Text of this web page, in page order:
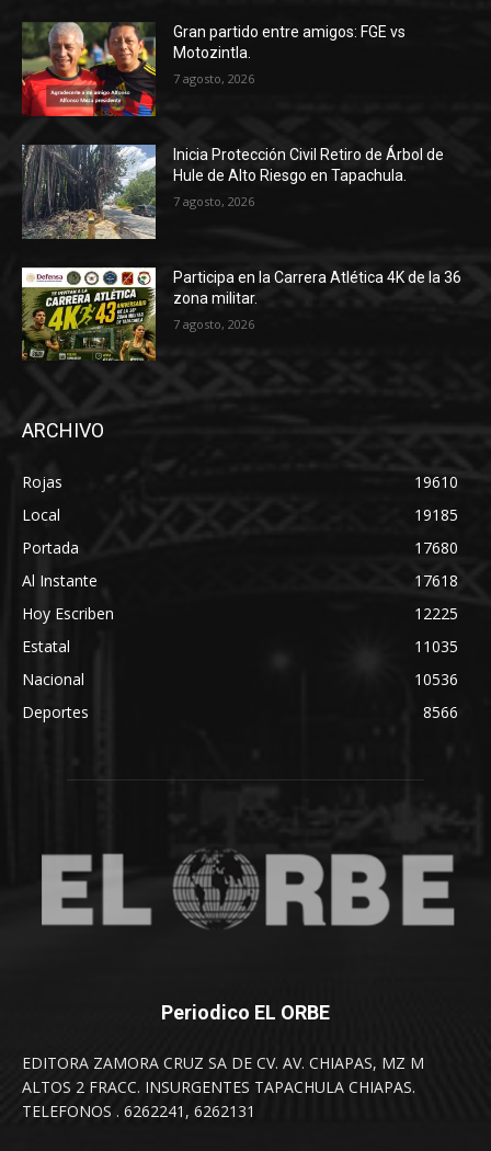
Gran partido entre amigos: FGE vs
Motozintla.
7 agosto, 2026
Inicia Protección Civil Retiro de Árbol de
Hule de Alto Riesgo en Tapachula.
7 agosto, 2026
Participa en la Carrera Atlética 4K de la 36
zona militar.
7 agosto, 2026
ARCHIVO
Rojas
19610
Local
19185
Portada
17680
Al Instante
17618
Hoy Escriben
12225
Estatal
11035
Nacional
10536
Deportes
8566
Periodico EL ORBE
EDITORA ZAMORA CRUZ SA DE CV. AV. CHIAPAS, MZ M
ALTOS 2 FRACC. INSURGENTES TAPACHULA CHIAPAS.
TELEFONOS . 6262241, 6262131